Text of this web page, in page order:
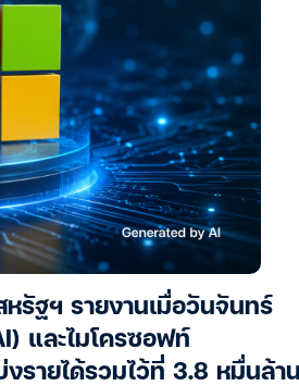
รัฐฯ รายงานเมื่อวันจันทร์
และไมโครซอฟท์
รายได้รวมไว้ที่ 3.8 หมื่นล้าน